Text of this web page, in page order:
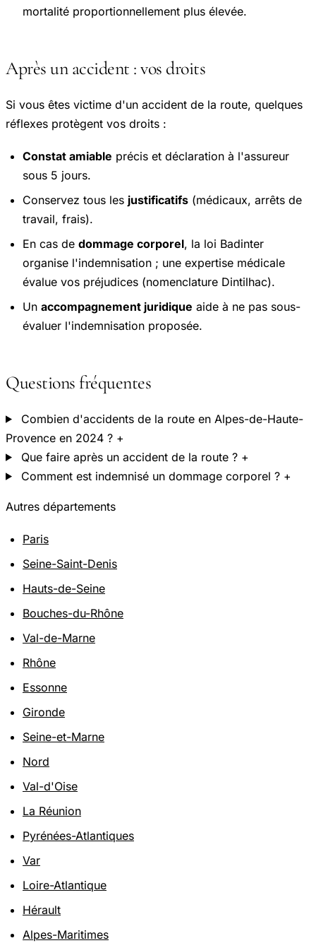
mortalité proportionnellement plus élevée.
Après un accident : vos droits
Si vous êtes victime d'un accident de la route, quelques
réflexes protègent vos droits :
Constat amiable précis et déclaration à l'assureur
sous 5 jours.
Conservez tous les justificatifs (médicaux, arrêts de
travail, frais).
En cas de dommage corporel, la loi Badinter
organise l'indemnisation ; une expertise médicale
évalue vos préjudices (nomenclature Dintilhac).
Un accompagnement juridique aide à ne pas sous-
évaluer l'indemnisation proposée.
Questions fréquentes
Combien d'accidents de la route en Alpes-de-Haute-
Provence en 2024 ? +
Que faire après un accident de la route ? +
Comment est indemnisé un dommage corporel ? +
Autres départements
Paris
Seine-Saint-Denis
Hauts-de-Seine
Bouches-du-Rhône
Val-de-Marne
Rhône
Essonne
Gironde
Seine-et-Marne
Nord
Val-d'Oise
La Réunion
Pyrénées-Atlantiques
Var
Loire-Atlantique
Hérault
Alpes-Maritimes